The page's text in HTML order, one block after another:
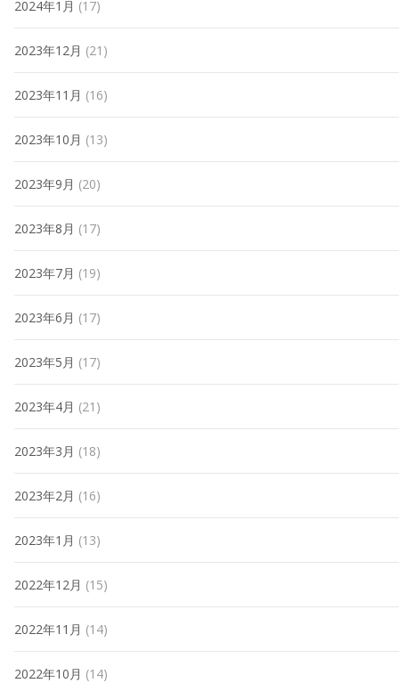
2024年1月 (17)
2023年12月 (21)
2023年11月 (16)
2023年10月 (13)
2023年9月 (20)
2023年8月 (17)
2023年7月 (19)
2023年6月 (17)
2023年5月 (17)
2023年4月 (21)
2023年3月 (18)
2023年2月 (16)
2023年1月 (13)
2022年12月 (15)
2022年11月 (14)
2022年10月 (14)